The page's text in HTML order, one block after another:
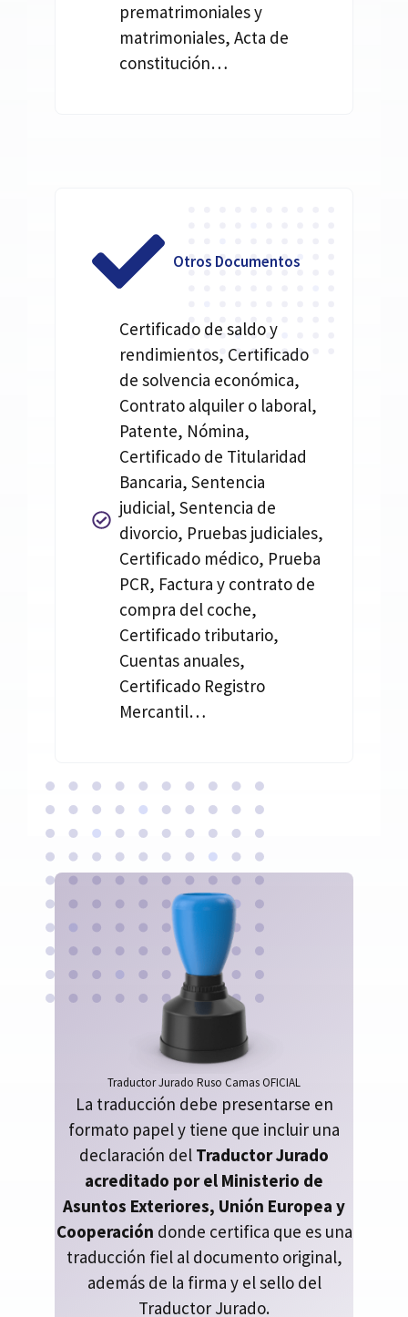
prematrimoniales y
matrimoniales, Acta de
constitución…
Otros Documentos
Certificado de saldo y
rendimientos, Certificado
de solvencia económica,
Contrato alquiler o laboral,
Patente, Nómina,
Certificado de Titularidad
Bancaria, Sentencia
judicial, Sentencia de
divorcio, Pruebas judiciales,
Certificado médico, Prueba
PCR, Factura y contrato de
compra del coche,
Certificado tributario,
Cuentas anuales,
Certificado Registro
Mercantil…
Traductor Jurado Ruso Camas OFICIAL
La traducción debe presentarse en
formato papel y tiene que incluir una
declaración del Traductor Jurado
acreditado por el Ministerio de
Asuntos Exteriores, Unión Europea y
Cooperación donde certifica que es una
traducción fiel al documento original,
además de la firma y el sello del
Traductor Jurado.